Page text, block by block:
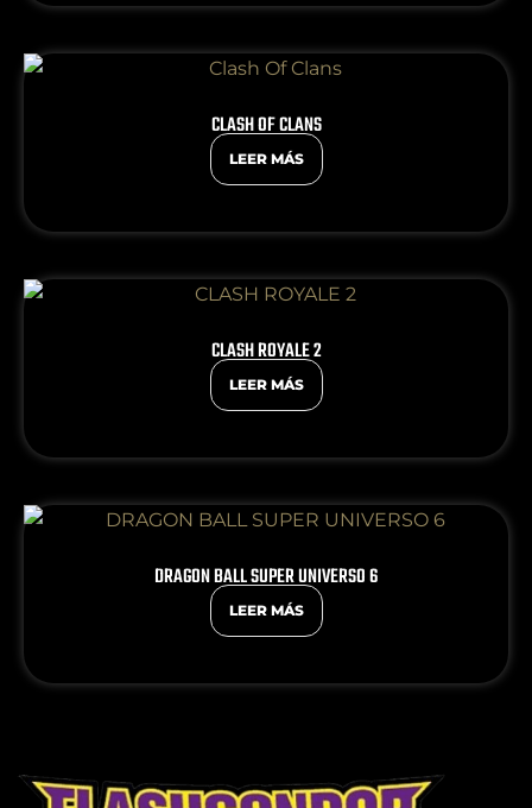
CLASH OF CLANS
LEER MÁS
CLASH ROYALE 2
LEER MÁS
DRAGON BALL SUPER UNIVERSO 6
LEER MÁS